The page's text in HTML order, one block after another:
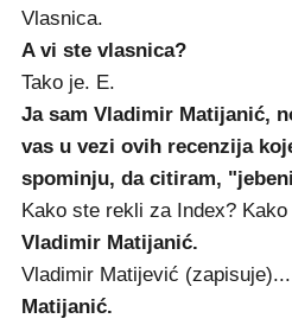
Vlasnica.
A vi ste vlasnica?
Tako je. E.
Ja sam Vladimir Matijanić,
vas u vezi ovih recenzija
spominju, da citiram,
Kako ste rekli za Index?
Vladimir Matijanić.
Vladimir Matijević (zapisuje)...
Matijanić.